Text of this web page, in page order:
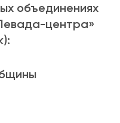
объединениях
центра»